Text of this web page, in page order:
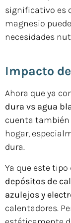
significativo es
magnesio
necesidades
Impacto
Ahora que ya
dura vs agua
cuenta también
hogar,
dura.
Ya que este
depósitos de
azulejos y
calentadores.